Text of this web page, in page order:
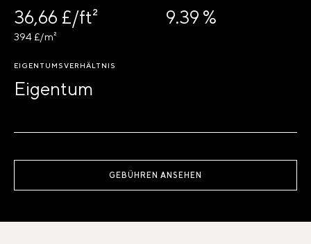
36,66 £/ft²
394 £/m²
9.39 %
EIGENTUMSVERHÄLTNIS
Eigentum
GEBÜHREN ANSEHEN